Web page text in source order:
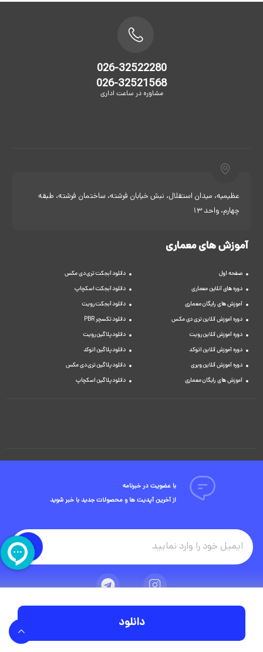
دانلود
026-32522280
026-32521568
مشاوره در ساعت اداری
عظیمیه، میدان استقلال، نبش خیابان فرشته، ساختمان فرشته، طبقه
چهارم، واحد 13
آموزش های معماری
صفحه اول
دوره های آنلاین معماری
آموزش های رایگان معماری
دوره آموزش آنلاین تری دی مکس
دوره آموزش آنلاین رویت
دوره آموزش آنلاین اتوکد
دوره آموزش آنلاین ویری
آموزش های رایگان معماری
دانلود آبجکت تری دی مکس
دانلود آبجکت اسکچاپ
دانلود آبجکت رویت
دانلود تکسچر PBR
دانلود پلاگین رویت
دانلود پلاگین اتوکد
دانلود پلاگین تری دی مکس
دانلود پلاگین اسکچاپ
با عضویت در خبرنامه
از آخرین آپدیت ها و محصولات جدید با خبر شوید
تمامی حقوق مادی و معنوی این وبسایت متعلق به شرکت ویوید ویژوال است.